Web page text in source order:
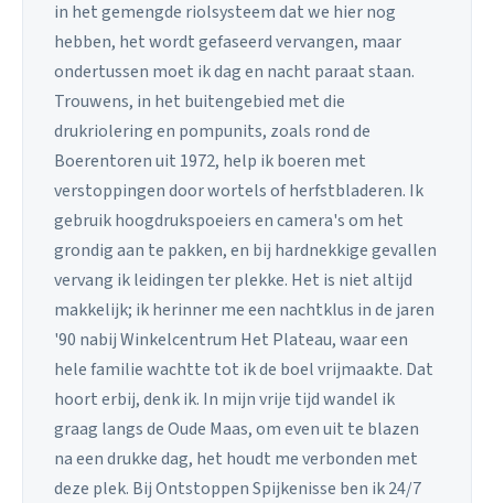
in het gemengde riolsysteem dat we hier nog
hebben, het wordt gefaseerd vervangen, maar
ondertussen moet ik dag en nacht paraat staan.
Trouwens, in het buitengebied met die
drukriolering en pompunits, zoals rond de
Boerentoren uit 1972, help ik boeren met
verstoppingen door wortels of herfstbladeren. Ik
gebruik hoogdrukspoeiers en camera's om het
grondig aan te pakken, en bij hardnekkige gevallen
vervang ik leidingen ter plekke. Het is niet altijd
makkelijk; ik herinner me een nachtklus in de jaren
'90 nabij Winkelcentrum Het Plateau, waar een
hele familie wachtte tot ik de boel vrijmaakte. Dat
hoort erbij, denk ik. In mijn vrije tijd wandel ik
graag langs de Oude Maas, om even uit te blazen
na een drukke dag, het houdt me verbonden met
deze plek. Bij Ontstoppen Spijkenisse ben ik 24/7